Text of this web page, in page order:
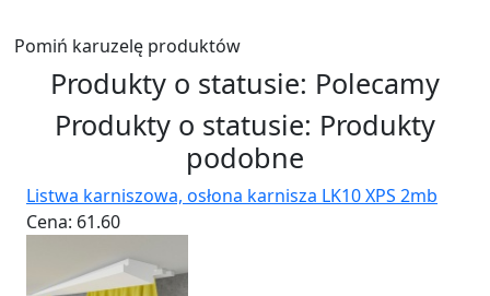
Pomiń karuzelę produktów
Produkty o statusie: Polecamy
Produkty o statusie: Produkty
podobne
Listwa karniszowa, osłona karnisza LK10 XPS 2mb
Cena: 61.60